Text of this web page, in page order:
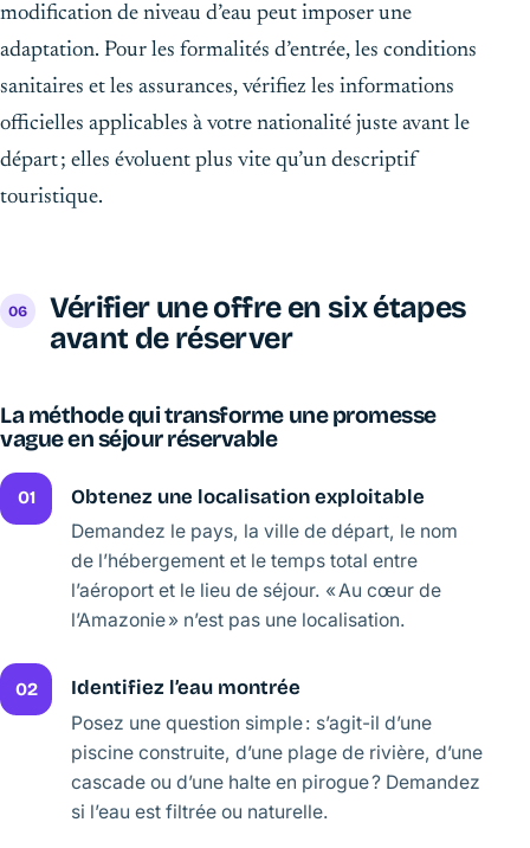
modification de niveau d’eau peut imposer une
adaptation. Pour les formalités d’entrée, les conditions
sanitaires et les assurances, vérifiez les informations
officielles applicables à votre nationalité juste avant le
départ ; elles évoluent plus vite qu’un descriptif
touristique.
Vérifier une offre en six étapes
avant de réserver
La méthode qui transforme une promesse
vague en séjour réservable
01 Obtenez une localisation exploitable
Demandez le pays, la ville de départ, le nom
de l’hébergement et le temps total entre
l’aéroport et le lieu de séjour. « Au cœur de
l’Amazonie » n’est pas une localisation.
02 Identifiez l’eau montrée
Posez une question simple : s’agit-il d’une
piscine construite, d’une plage de rivière, d’une
cascade ou d’une halte en pirogue ? Demandez
si l’eau est filtrée ou naturelle.